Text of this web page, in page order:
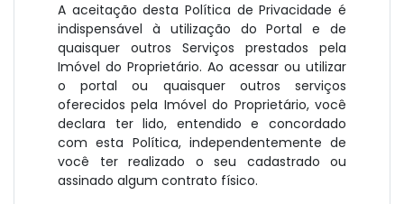
A aceitação desta Política de Privacidade é
indispensável à utilização do Portal e de
quaisquer outros Serviços prestados pela
Imóvel do Proprietário. Ao acessar ou utilizar
o portal ou quaisquer outros serviços
oferecidos pela Imóvel do Proprietário, você
declara ter lido, entendido e concordado
com esta Política, independentemente de
você ter realizado o seu cadastrado ou
assinado algum contrato físico.